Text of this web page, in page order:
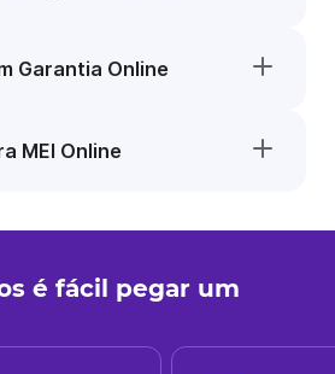
Garantia Online
MEI Online
é fácil pegar um